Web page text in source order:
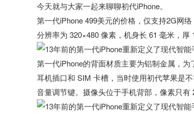
今天就与大家一起来聊聊初代iPhone。
第一代iPhone 499美元的价格，仅支持2G网
分辨率为 320×480 像素，机身长 61 毫米，厚
第一代iPhone的背面材质主要为铝制金属，
耳机插口和 SIM 卡槽，当时使用初代苹果是
音量调节键。摄像头位于手机背部，像素只有